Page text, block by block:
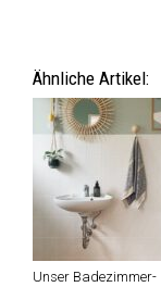
Ähnliche Artikel:
Unser Badezimmer-